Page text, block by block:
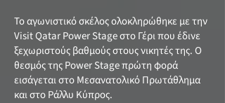
Το αγωνιστικό σκέλος ολοκληρώθηκε με την
Visit Qatar Power Stage στο Γέρι που έδινε
ξεχωριστούς βαθμούς στους νικητές της. Ο
θεσμός της Power Stage πρώτη φορά
εισάγεται στο Μεσανατολικό Πρωτάθλημα
και στο Ράλλυ Κύπρος.